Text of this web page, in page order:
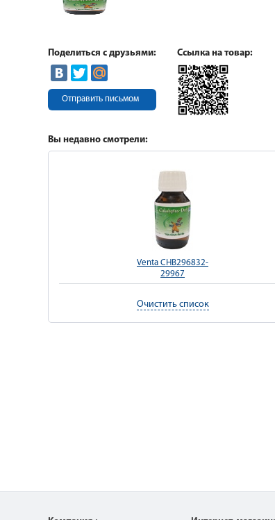
Поделиться с друзьями:
Отправить письмом
Ссылка на товар:
Вы недавно смотрели:
Venta CHB296832-
29967
Очистить список